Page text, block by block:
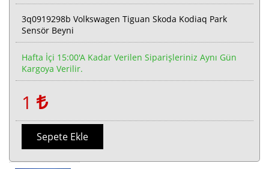
3q0919298b Volkswagen Tiguan Skoda Kodiaq Park
Sensör Beyni
Hafta İçi 15:00'a Kadar Verilen Siparişleriniz Aynı Gün
Kargoya Verilir.
1
Sepete Ekle